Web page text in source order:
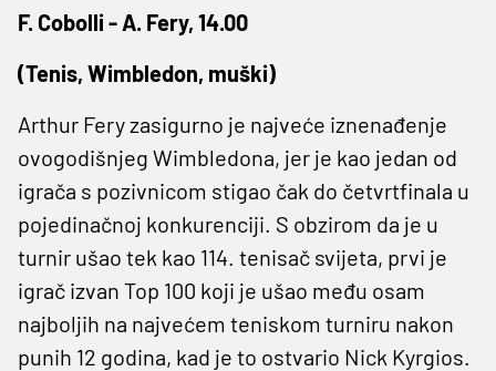
F. Cobolli - A. Fery, 14.00
(Tenis, Wimbledon, muški)
Arthur Fery zasigurno je najveće iznenađenje
ovogodišnjeg Wimbledona, jer je kao jedan od
igrača s pozivnicom stigao čak do četvrtfinala u
pojedinačnoj konkurenciji. S obzirom da je u
turnir ušao tek kao 114. tenisač svijeta, prvi je
igrač izvan Top 100 koji je ušao među osam
najboljih na najvećem teniskom turniru nakon
punih 12 godina, kad je to ostvario Nick Kyrgios.